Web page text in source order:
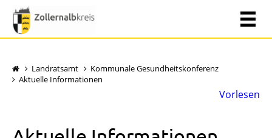
Landratsamt
Kommunale Gesundheitskonferenz
Aktuelle Informationen
Vorlesen